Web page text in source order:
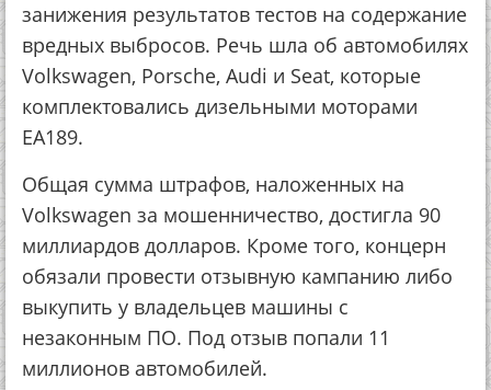
занижения результатов тестов на содержание
вредных выбросов. Речь шла об автомобилях
Volkswagen, Porsche, Audi и Seat, которые
комплектовались дизельными моторами
EA189.
Общая сумма штрафов, наложенных на
Volkswagen за мошенничество, достигла 90
миллиардов долларов. Кроме того, концерн
обязали провести отзывную кампанию либо
выкупить у владельцев машины с
незаконным ПО. Под отзыв попали 11
миллионов автомобилей.